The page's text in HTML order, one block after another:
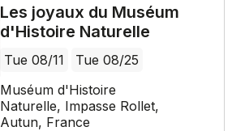
Les joyaux du Muséum
d'Histoire Naturelle
Tue 08/11
Tue 08/25
Muséum d'Histoire
Naturelle, Impasse Rollet,
Autun, France